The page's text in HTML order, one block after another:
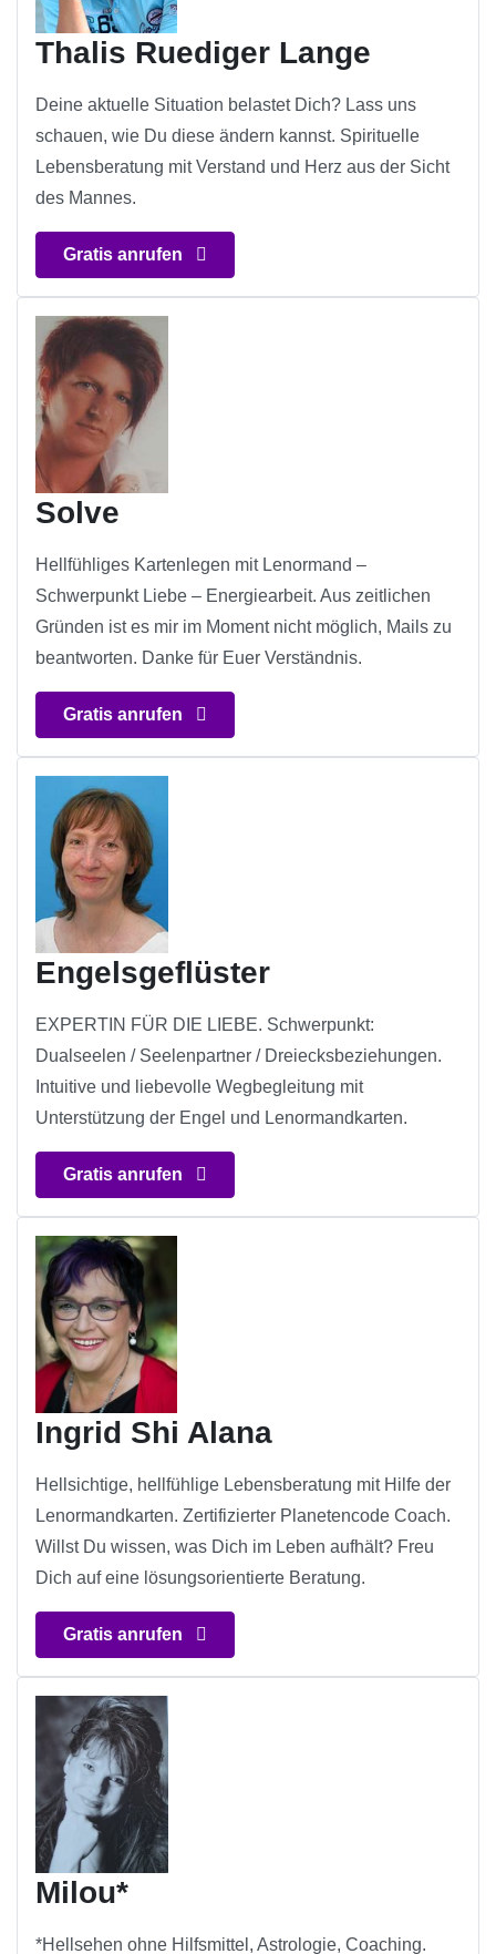
Thalis Ruediger Lange
Deine aktuelle Situation belastet Dich? Lass uns
schauen, wie Du diese ändern kannst. Spirituelle
Lebensberatung mit Verstand und Herz aus der Sicht
des Mannes.
Gratis anrufen
Solve
Hellfühliges Kartenlegen mit Lenormand –
Schwerpunkt Liebe – Energiearbeit. Aus zeitlichen
Gründen ist es mir im Moment nicht möglich, Mails zu
beantworten. Danke für Euer Verständnis.
Gratis anrufen
Engelsgeflüster
EXPERTIN FÜR DIE LIEBE. Schwerpunkt:
Dualseelen / Seelenpartner / Dreiecksbeziehungen.
Intuitive und liebevolle Wegbegleitung mit
Unterstützung der Engel und Lenormandkarten.
Gratis anrufen
Ingrid Shi Alana
Hellsichtige, hellfühlige Lebensberatung mit Hilfe der
Lenormandkarten. Zertifizierter Planetencode Coach.
Willst Du wissen, was Dich im Leben aufhält? Freu
Dich auf eine lösungsorientierte Beratung.
Gratis anrufen
Milou*
*Hellsehen ohne Hilfsmittel, Astrologie, Coaching.